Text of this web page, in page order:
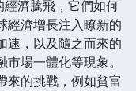
經濟騰飛，它們如何
經濟增長注入瞭新的
速，以及隨之而來的
場一體化等現象。
來的挑戰，例如貧富